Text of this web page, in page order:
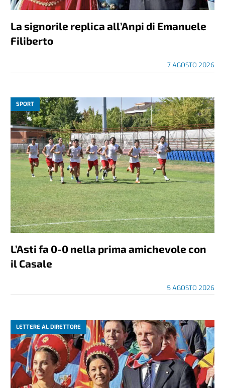
La signorile replica all’Anpi di Emanuele
Filiberto
7 AGOSTO 2026
SPORT
L’Asti fa 0-0 nella prima amichevole con
il Casale
5 AGOSTO 2026
LETTERE AL DIRETTORE